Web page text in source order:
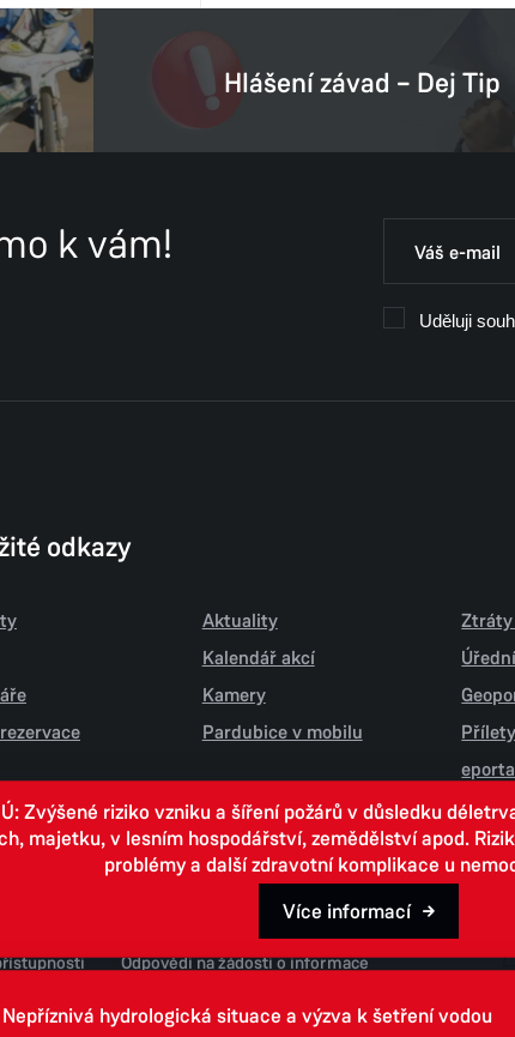
Hlášení závad – Dej Tip
k vám!
Uděluji
odkazy
Aktuality
Kalendář akcí
Kamery
Pardubice v mobilu
Ztráty
Odpovědi na žádosti o informace
Zvýšené riziko vzniku a šíření požárů v důsledku
majetku, v lesním hospodářství, zemědělství apod.
problémy a další zdravotní komplikace u
Více informací
Nepříznivá hydrologická situace a výzva k šetření vodou